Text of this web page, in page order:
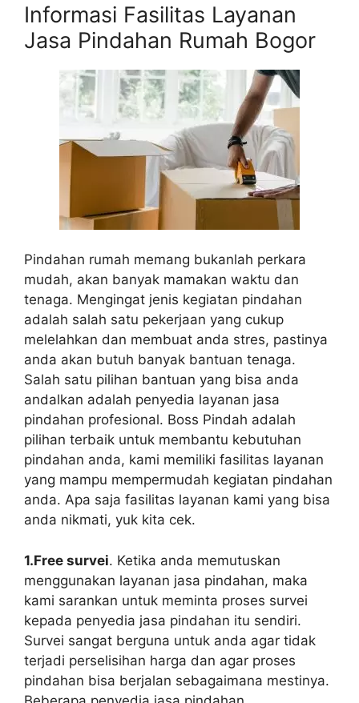
Informasi Fasilitas Layanan
Jasa Pindahan Rumah Bogor
Pindahan rumah memang bukanlah perkara
mudah, akan banyak mamakan waktu dan
tenaga. Mengingat jenis kegiatan pindahan
adalah salah satu pekerjaan yang cukup
melelahkan dan membuat anda stres, pastinya
anda akan butuh banyak bantuan tenaga.
Salah satu pilihan bantuan yang bisa anda
andalkan adalah penyedia layanan jasa
pindahan profesional. Boss Pindah adalah
pilihan terbaik untuk membantu kebutuhan
pindahan anda, kami memiliki fasilitas layanan
yang mampu mempermudah kegiatan pindahan
anda. Apa saja fasilitas layanan kami yang bisa
anda nikmati, yuk kita cek.
1.Free survei. Ketika anda memutuskan
menggunakan layanan jasa pindahan, maka
kami sarankan untuk meminta proses survei
kepada penyedia jasa pindahan itu sendiri.
Survei sangat berguna untuk anda agar tidak
terjadi perselisihan harga dan agar proses
pindahan bisa berjalan sebagaimana mestinya.